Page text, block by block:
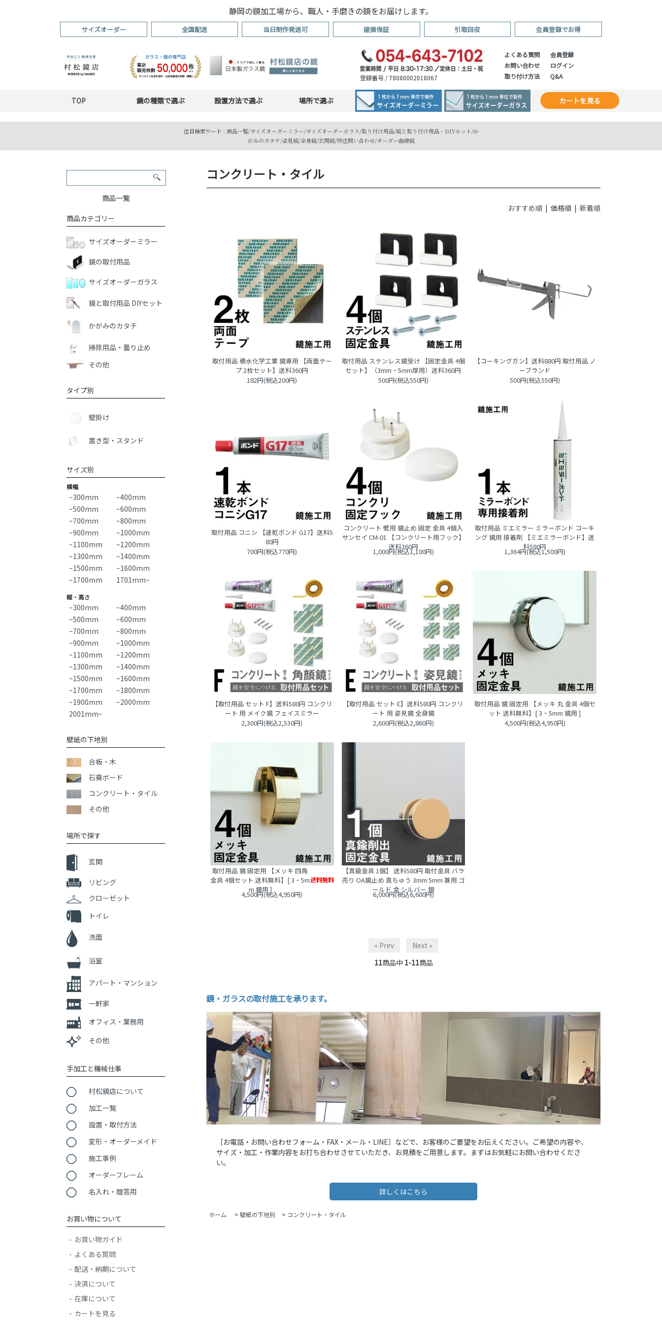
静岡の鏡加工場から、職人・手磨きの鏡をお届けします。
サイズオーダー 全国配送 当日制作発送可 破損保証 引取回収 会員登録でお得
登録番号 / T8080002018067
よくある質問
お問い合わせ
取り付け方法
会員登録
ログイン
Q&A
TOP 鏡の種類で選ぶ 設置方法で選ぶ 場所で選ぶ カートを見る
注目検索ワード : 商品一覧/サイズオーダーミラー/サイズオーダーガラス/取り付け用品/鏡と取り付け用品・DIYセット/か
がみのカタチ/姿見鏡/全身鏡/玄関鏡/特注問い合わせ/オーダー曲線鏡
コンクリート・タイル
おすすめ順 | 価格順 | 新着順
取付用品 積水化学工業 鏡専用 【両面テー
プ 2枚セット】送料360円
182円(税込200円)
取付用品 ステンレス鏡受け 【固定金具 4個
セット】（3mm・5mm厚用）送料360円
500円(税込550円)
【コーキングガン】送料880円 取付用品 ノ
ーブランド
500円(税込550円)
取付用品 コニシ 【速乾ボンド G17】送料5
80円
700円(税込770円)
コンクリート 壁用 鏡止め 固定 金具 4個入
サンセイ CM-01 【コンクリート用フック】
送料360円
1,000円(税込1,100円)
取付用品 ミエミラー ミラーボンド コーキ
ング 鏡用 接着剤 【ミエミラーボンド】送
料580円
1,364円(税込1,500円)
【取付用品 セット F】送料580円 コンクリ
ート 用 メイク鏡 フェイスミラー
2,300円(税込2,530円)
【取付用品 セット E】送料580円 コンクリ
ート 用 姿見鏡 全身鏡
2,600円(税込2,860円)
取付用品 鏡 固定用 【メッキ 丸 金具 4個セ
ット 送料無料】[ 3・5mm 鏡用 ]
4,500円(税込4,950円)
取付用品 鏡 固定用 【メッキ 四角
金具 4個セット 送料無料】[ 3・5m
m 鏡用 ]
4,500円(税込4,950円)
【真鍮金具 1個】 送料580円 取付金具 バラ
売り OA鏡止め 真ちゅう 3mm 5mm 兼用 ゴ
ールド 金 シルバー 銀
6,000円(税込6,600円)
« Prev
Next »
11商品中 1-11商品
鏡・ガラスの取付施工を承ります。
［お電話・お問い合わせフォーム・FAX・メール・LINE］などで、お客様のご要望をお伝えください。ご希望の内容や、
サイズ・加工・作業内容をお打ち合わせさせていただき、お見積をご用意します。まずはお気軽にお問い合わせくださ
い。
詳しくはこちら
ホーム > 壁紙の下地別 > コンクリート・タイル
商品一覧
商品カテゴリー
サイズオーダーミラー
鏡の取付用品
サイズオーダーガラス
鏡と取付用品 DIYセット
かがみのカタチ
掃除用品・曇り止め
その他
タイプ別
壁掛け
置き型・スタンド
サイズ別
横幅
~300mm
~400mm
~500mm
~600mm
~700mm
~800mm
~900mm
~1000mm
~1100mm
~1200mm
~1300mm
~1400mm
~1500mm
~1600mm
~1700mm
1701mm~
縦・高さ
~300mm
~400mm
~500mm
~600mm
~700mm
~800mm
~900mm
~1000mm
~1100mm
~1200mm
~1300mm
~1400mm
~1500mm
~1600mm
~1700mm
~1800mm
~1900mm
~2000mm
2001mm~
壁紙の下地別
合板・木
石膏ボード
コンクリート・タイル
その他
場所で探す
玄関
リビング
クローゼット
トイレ
洗面
浴室
アパート・マンション
一軒家
オフィス・業務用
その他
手加工と機械仕事
村松鏡店について
加工一覧
設置・取付方法
変形・オーダーメイド
施工事例
オーダーフレーム
名入れ・贈答用
お買い物について
お買い物ガイド
よくある質問
配送・納期について
決済について
在庫について
カートを見る